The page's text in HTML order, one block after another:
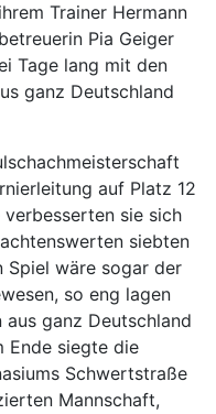
Trainer Hermann
Pia Geiger
Tage lang mit den
ganz Deutschland
auf Platz 12
sie sich
siebten
Spiel wäre sogar der
so eng lagen
ganz Deutschland
Ende siegte die
Schwertstraße
Mannschaft,